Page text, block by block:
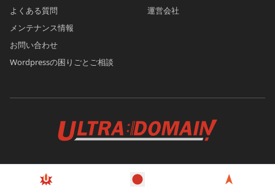
よくある質問
メンテナンス情報
お問い合わせ
Wordpressの困りごとご相談
運営会社
© 2026 Ultra Domain